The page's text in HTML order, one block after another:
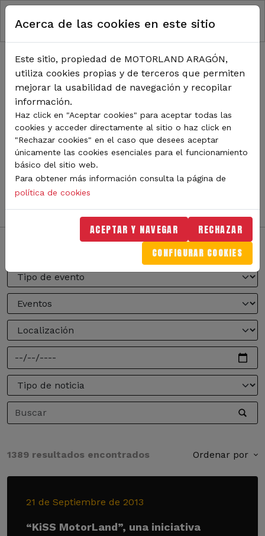
Pasar al contenido principal
RUTA DE NAVEGACIÓN
Inicio Noticias
TODA LA ACTUALIDAD DE
MOTORLAND
Sigue de cerca todas las novedades de MotorLand
Aragón. Aquí encontrarás noticias sobre eventos,
competiciones, pilotos, novedades del circuito y
mucho más. Filtra por categoría o tipo de contenido y
no te pierdas nada del mundo del motor.
1389 resultados encontrados Ordenar por
21 de Septiembre de 2013
“KiSS MotorLand”, una iniciativa
Acerca de las cookies en este sitio
Este sitio, propiedad de MOTORLAND ARAGÓN,
utiliza cookies propias y de terceros que permiten
mejorar la usabilidad de navegación y recopilar
información.
Haz click en "Aceptar cookies" para aceptar todas las
cookies y acceder directamente al sitio o haz click en
"Rechazar cookies" en el caso que desees aceptar
únicamente las cookies esenciales para el funcionamiento
básico del sitio web.
Para obtener más información consulta la página de
política de cookies
ACEPTAR Y NAVEGAR RECHAZAR
CONFIGURAR COOKIES